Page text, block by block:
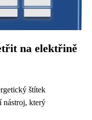
na elektřině
štítek
nástroj, který